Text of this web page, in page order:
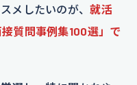
メしたいのが、就活
質問事例集100選」で